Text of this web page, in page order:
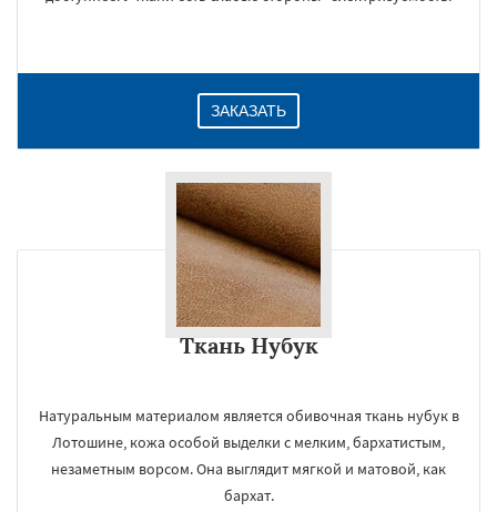
ЗАКАЗАТЬ
Ткань Нубук
Натуральным материалом является обивочная ткань нубук в
Лотошине, кожа особой выделки с мелким, бархатистым,
незаметным ворсом. Она выглядит мягкой и матовой, как
бархат.
Даю согласие на обработку персональных данных